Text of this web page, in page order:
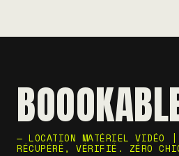
— LOCATION MATÉRIEL VIDÉO
RÉCUPÉRÉ, VÉRIFIÉ. ZÉRO